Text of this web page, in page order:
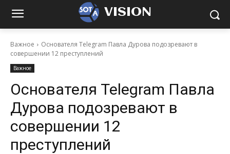
VISION
Важное
Основателя Telegram Павла Дурова подозревают в
совершении 12 преступлений
Важное
Основателя Telegram Павла
Дурова подозревают в
совершении 12
преступлений